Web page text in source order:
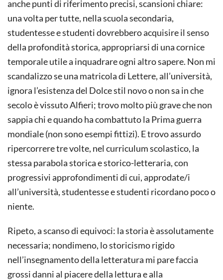
anche punti di riferimento precisi, scansioni chiare:
una volta per tutte, nella scuola secondaria,
studentesse e studenti dovrebbero acquisire il senso
della profondità storica, appropriarsi di una cornice
temporale utile a inquadrare ogni altro sapere. Non mi
scandalizzo se una matricola di Lettere, all’università,
ignora l’esistenza del Dolce stil novo o non sa in che
secolo è vissuto Alfieri; trovo molto più grave che non
sappia chi e quando ha combattuto la Prima guerra
mondiale (non sono esempi fittizi). E trovo assurdo
ripercorrere tre volte, nel curriculum scolastico, la
stessa parabola storica e storico-letteraria, con
progressivi approfondimenti di cui, approdate/i
all’università, studentesse e studenti ricordano poco o
niente.
Ripeto, a scanso di equivoci: la storia è assolutamente
necessaria; nondimeno, lo storicismo rigido
nell’insegnamento della letteratura mi pare faccia
grossi danni al piacere della lettura e alla